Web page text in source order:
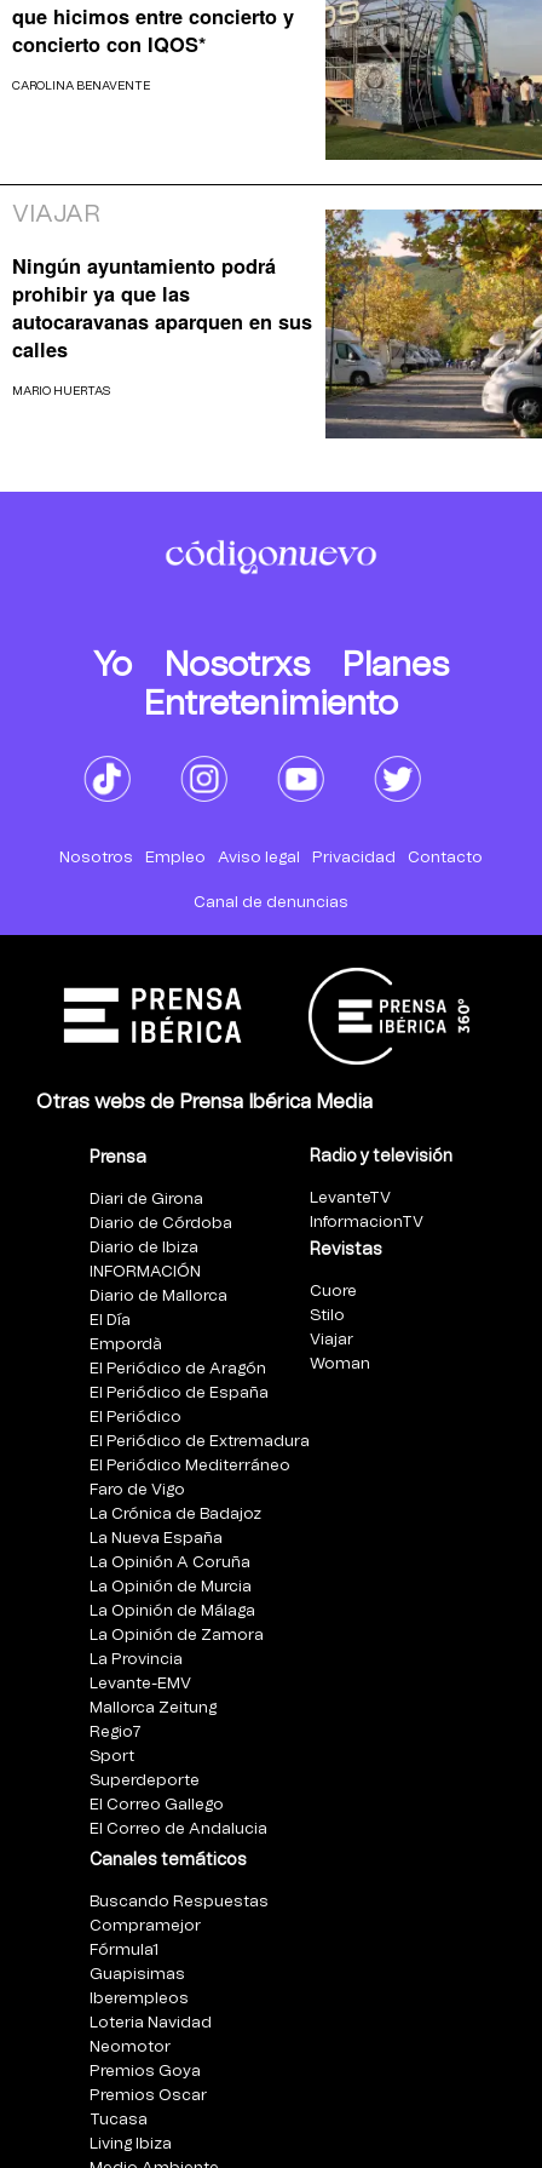
que hicimos entre concierto y
concierto con IQOS*
CAROLINA BENAVENTE
VIAJAR
Ningún ayuntamiento podrá
prohibir ya que las
autocaravanas aparquen en sus
calles
MARIO HUERTAS
Yo Nosotrxs
Planes
Entretenimiento
Nosotros Empleo Aviso legal Privacidad Contacto
Canal de denuncias
Otras webs de Prensa Ibérica Media
Prensa
Diari de Girona
Diario de Córdoba
Diario de Ibiza
INFORMACIÓN
Diario de Mallorca
El Día
Empordà
El Periódico de Aragón
El Periódico de España
El Periódico
El Periódico de Extremadura
El Periódico Mediterráneo
Faro de Vigo
La Crónica de Badajoz
La Nueva España
La Opinión A Coruña
La Opinión de Murcia
La Opinión de Málaga
La Opinión de Zamora
La Provincia
Levante-EMV
Mallorca Zeitung
Regio7
Sport
Superdeporte
El Correo Gallego
El Correo de Andalucia
Canales temáticos
Buscando Respuestas
Compramejor
Fórmula1
Guapisimas
Iberempleos
Loteria Navidad
Neomotor
Premios Goya
Premios Oscar
Tucasa
Living Ibiza
Radio y televisión
LevanteTV
InformacionTV
Revistas
Cuore
Stilo
Viajar
Woman